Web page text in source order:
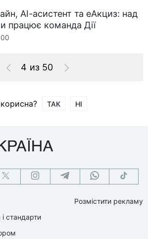
АІ-асистент та еАкциз: над
працює команда Дії
4 из 50
ТАК НІ
стандарти
Розмістити рекламу